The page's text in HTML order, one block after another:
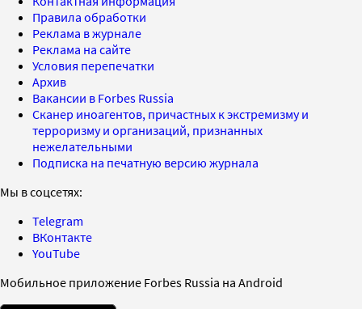
Правила обработки
Реклама в журнале
Реклама на сайте
Условия перепечатки
Архив
Вакансии в Forbes Russia
Сканер иноагентов, причастных к экстремизму и
терроризму и организаций, признанных
нежелательными
Подписка на печатную версию журнала
Мы в соцсетях:
Telegram
ВКонтакте
YouTube
Мобильное приложение Forbes Russia на Android